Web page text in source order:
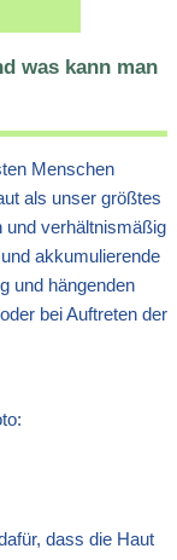
was kann man
Menschen
als unser größtes
und verhältnismäßig
akkumulierende
und hängenden
bei Auftreten der
dass die Haut